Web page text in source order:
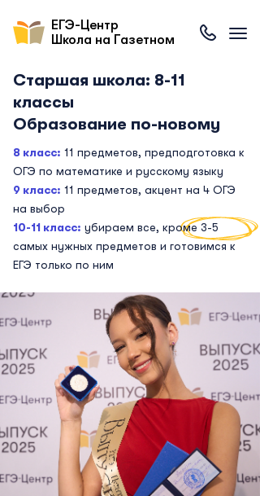
ЕГЭ-Центр
Школа на Газетном
Старшая школа: 8-11
классы
Образование по-новому
8 класс: 11 предметов, предподготовка к
ОГЭ по математике и русскому языку
9 класс: 11 предметов, акцент на 4 ОГЭ
на выбор
10-11 класс: убираем все, кроме 3-5
самых нужных предметов и готовимся к
ЕГЭ только по ним